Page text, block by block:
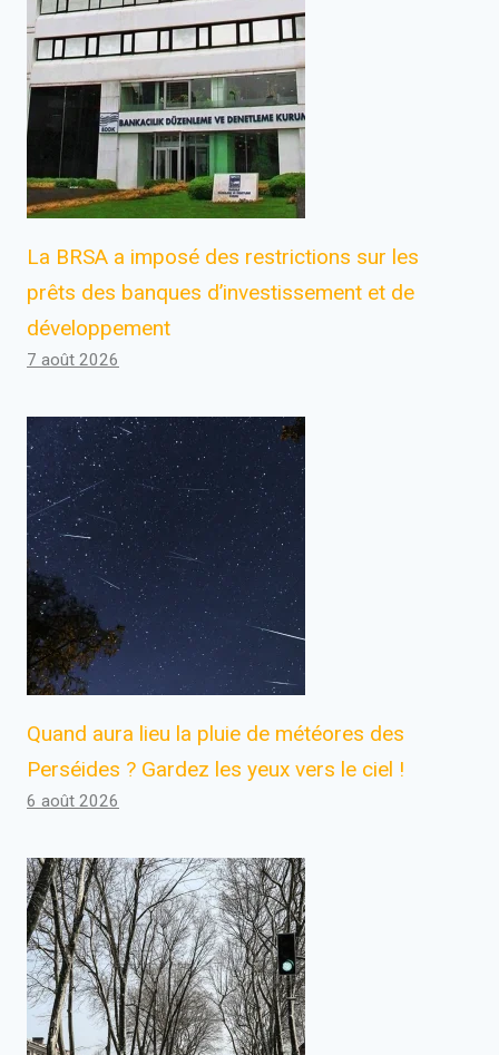
La BRSA a imposé des restrictions sur les
prêts des banques d’investissement et de
développement
7 août 2026
Quand aura lieu la pluie de météores des
Perséides ? Gardez les yeux vers le ciel !
6 août 2026